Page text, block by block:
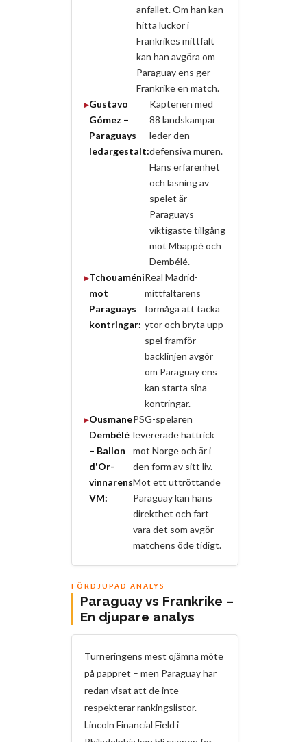
anfallet. Om han kan
hitta luckor i
Frankrikes mittfält
kan han avgöra om
Paraguay ens ger
Frankrike en match.
Gustavo
Gómez –
Paraguays
ledargestalt:
Kaptenen med
88 landskampar
leder den
defensiva muren.
Hans erfarenhet
och läsning av
spelet är
Paraguays
viktigaste tillgång
mot Mbappé och
Dembélé.
Tchouaméni
mot
Paraguays
kontringar:
Real Madrid-
mittfältarens
förmåga att täcka
ytor och bryta upp
spel framför
backlinjen avgör
om Paraguay ens
kan starta sina
kontringar.
Ousmane
Dembélé
– Ballon
d'Or-
vinnarens
VM:
PSG-spelaren
levererade hattrick
mot Norge och är i
den form av sitt liv.
Mot ett uttröttande
Paraguay kan hans
direkthet och fart
vara det som avgör
matchens öde tidigt.
FÖRDJUPAD ANALYS
Paraguay vs Frankrike –
En djupare analys
Turneringens mest ojämna möte
på pappret – men Paraguay har
redan visat att de inte
respekterar rankingslistor.
Lincoln Financial Field i